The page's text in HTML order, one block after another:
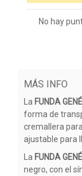
No hay
MÁS INFO
La FUNDA
forma de
cremallera
ajustable para
La FUNDA
negro, con el